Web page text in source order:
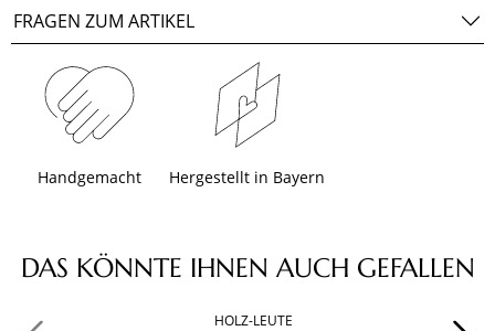
FRAGEN ZUM ARTIKEL
Handgemacht Hergestellt in Bayern
Produktgalerie überspringen
DAS KÖNNTE IHNEN AUCH GEFALLEN
HOLZ-LEUTE